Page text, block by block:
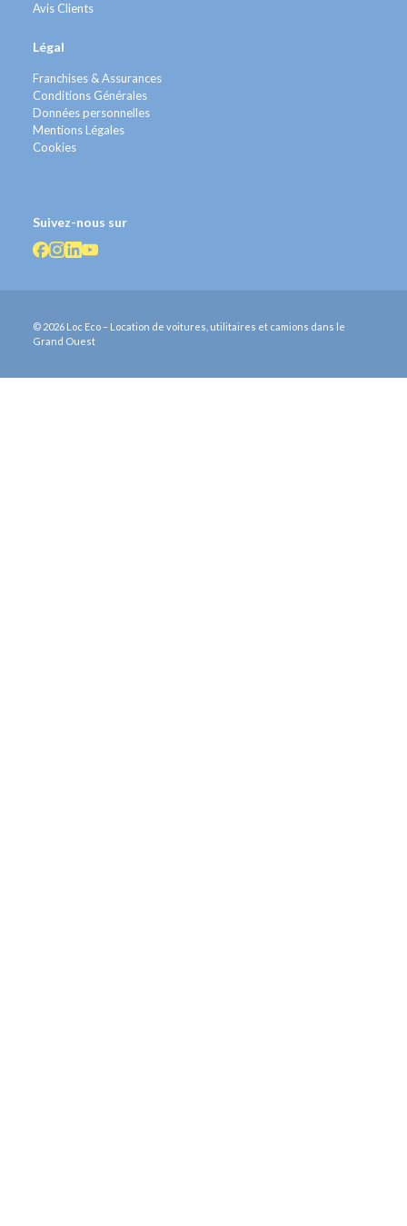
Avis Clients
Légal
Franchises & Assurances
Conditions Générales
Données personnelles
Mentions Légales
Cookies
Suivez-nous sur
© 2026 Loc Eco – Location de voitures, utilitaires et camions dans le
Grand Ouest